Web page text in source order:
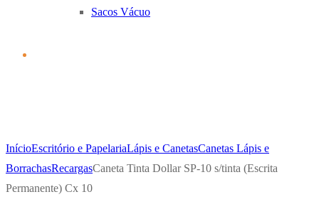
Sacos Vácuo
InícioEscritório e PapelariaLápis e CanetasCanetas Lápis e
BorrachasRecargasCaneta Tinta Dollar SP-10 s/tinta (Escrita
Permanente) Cx 10